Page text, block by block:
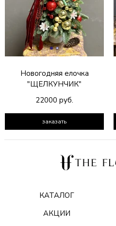
Новогодняя елочка
"ЩЕЛКУНЧИК"
22000 руб.
заказать
КАТАЛОГ
АКЦИИ